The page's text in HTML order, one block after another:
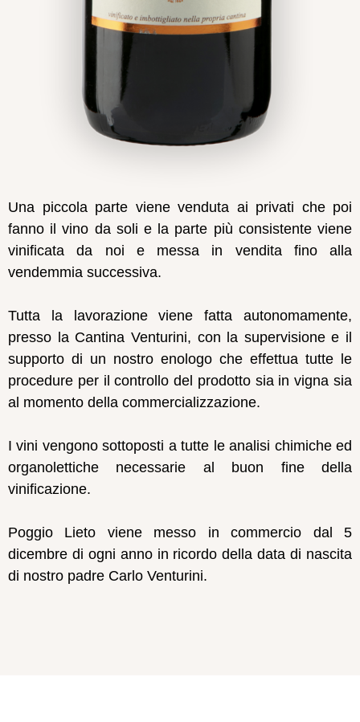
Una piccola parte viene venduta ai privati che poi
fanno il vino da soli e la parte più consistente viene
vinificata da noi e messa in vendita fino alla
vendemmia successiva.
Tutta la lavorazione viene fatta autonomamente,
presso la Cantina Venturini, con la supervisione e il
supporto di un nostro enologo che effettua tutte le
procedure per il controllo del prodotto sia in vigna sia
al momento della commercializzazione.
I vini vengono sottoposti a tutte le analisi chimiche ed
organolettiche necessarie al buon fine della
vinificazione.
Poggio Lieto viene messo in commercio dal 5
dicembre di ogni anno in ricordo della data di nascita
di nostro padre Carlo Venturini.